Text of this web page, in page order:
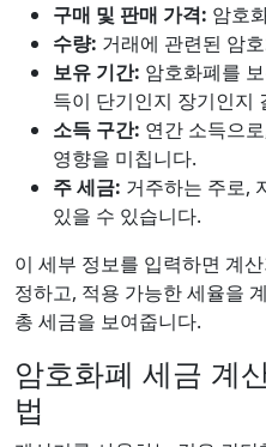
구매 및 판매 가격: 암호
수량: 거래에 관련된 암
보유 기간: 암호화폐를
득이 단기인지 장기인지
소득 구간: 연간 소득으
영향을 미칩니다.
주 세금: 거주하는 주로,
있을 수 있습니다.
이 세부 정보를 입력하면 계
정하고, 적용 가능한 세율을
총 세금을 보여줍니다.
암호화폐 세금 계
법